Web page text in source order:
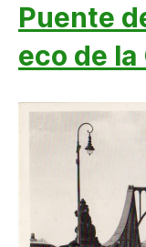
Puente
eco de